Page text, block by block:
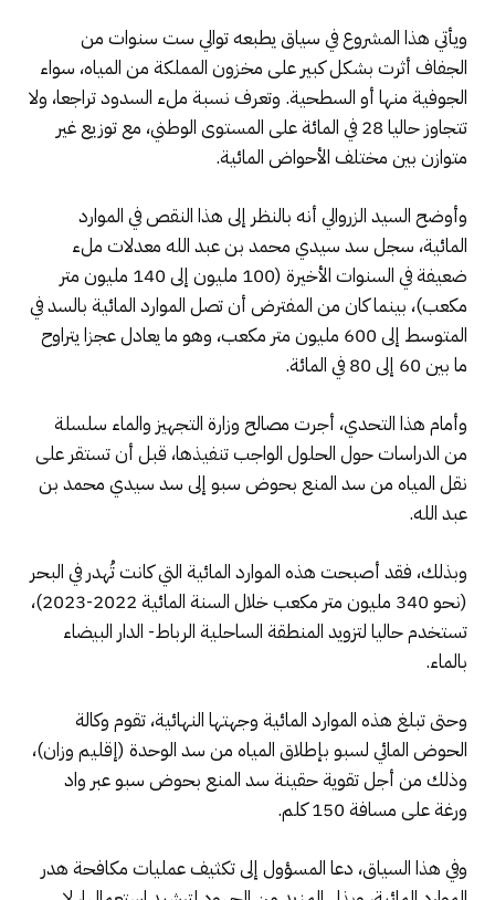
ويأتي هذا المشروع في سياق يطبعه توالي ست سنوات من
الجفاف أثرت بشكل كبير على مخزون المملكة من المياه، سواء
الجوفية منها أو السطحية. وتعرف نسبة ملء السدود تراجعا، ولا
تتجاوز حاليا 28 في المائة على المستوى الوطني، مع توزيع غير
متوازن بين مختلف الأحواض المائية.
وأوضح السيد الزروالي أنه بالنظر إلى هذا النقص في الموارد
المائية، سجل سد سيدي محمد بن عبد الله معدلات ملء
ضعيفة في السنوات الأخيرة (100 مليون إلى 140 مليون متر
مكعب)، بينما كان من المفترض أن تصل الموارد المائية بالسد في
المتوسط إلى 600 مليون متر مكعب، وهو ما يعادل عجزا يتراوح
ما بين 60 إلى 80 في المائة.
وأمام هذا التحدي، أجرت مصالح وزارة التجهيز والماء سلسلة
من الدراسات حول الحلول الواجب تنفيذها، قبل أن تستقر على
نقل المياه من سد المنع بحوض سبو إلى سد سيدي محمد بن
عبد الله.
وبذلك، فقد أصبحت هذه الموارد المائية التي كانت تُهدر في البحر
(نحو 340 مليون متر مكعب خلال السنة المائية 2022-2023)،
تستخدم حاليا لتزويد المنطقة الساحلية الرباط- الدار البيضاء
بالماء.
وحتى تبلغ هذه الموارد المائية وجهتها النهائية، تقوم وكالة
الحوض المائي لسبو بإطلاق المياه من سد الوحدة (إقليم وزان)،
وذلك من أجل تقوية حقينة سد المنع بحوض سبو عبر واد
ورغة على مسافة 150 كلم.
وفي هذا السياق، دعا المسؤول إلى تكثيف عمليات مكافحة هدر